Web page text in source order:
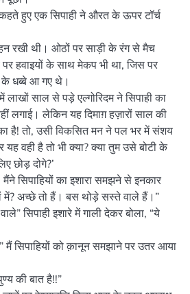
हुए एक सिपाही ने औरत के ऊपर टॉर्च
रखी थी। ओठों पर साड़ी के रंग से मैच
हवाइयों के साथ मेकप भी था, जिस पर
धब्बे आ गए थे।
लाखों साल से पड़े एल्गोरिदम ने सिपाही का
लगाई। लेकिन यह दिमाग़ हज़ारों साल की
है! तो, उसी विकसित मन ने पल भर में संशय
यह वही है तो भी क्या? क्या तुम उसे बोटी के
छोड़ दोगे?’
मैंने सिपाहियों का इशारा समझने से इनकार
में? अच्छे तो हैं। बस थोड़े सस्ते वाले हैं।”
सिपाही इशारे में गाली देकर बोला, “ये
मैं सिपाहियों को क़ानून समझाने पर उतर आया
की बात है!!”